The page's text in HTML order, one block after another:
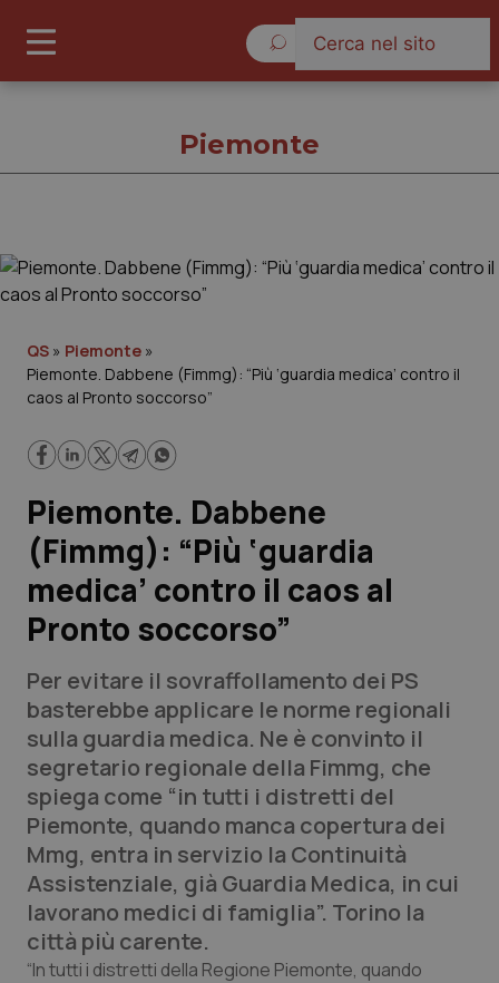
Governo e Parlamento
Regioni e Asl
Lavoro e Professioni
Scienza e Farmaci
Studi e Analisi
Lettere al direttore
Edizioni Regionali
QS Pro
Professionisti Sanitari.AI
Abruzzo
Basilicata
QS Pro Gold
Artrite & artrosi
QS Club Newsletter
Piemonte
QS » Piemonte »
Piemonte. Dabbene (Fimmg): “Più ‘guardia medica’ contro il
caos al Pronto soccorso”
Piemonte. Dabbene
(Fimmg): “Più ‘guardia
medica’ contro il caos al
Pronto soccorso”
Per evitare il sovraffollamento dei PS
basterebbe applicare le norme regionali
sulla guardia medica. Ne è convinto il
segretario regionale della Fimmg, che
spiega come “in tutti i distretti del
Piemonte, quando manca copertura dei
Mmg, entra in servizio la Continuità
Assistenziale, già Guardia Medica, in cui
lavorano medici di famiglia”. Torino la
città più carente.
“In tutti i distretti della Regione Piemonte, quando